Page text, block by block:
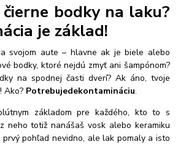
bodky na laku?
je základ!
svojom aute – hlavne ak je biele alebo
bodky, ktoré nejdú zmyť ani šampónom?
na spodnej časti dverí? Ak áno, tvoje
Ako? Potrebujedekontamináciu.
základom pre každého, kto to s
neho totiž nanášaš vosk alebo keramiku
pohľad nevidno, ale lak pomaly a isto